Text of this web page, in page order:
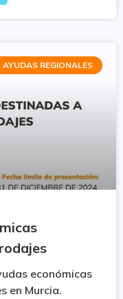
AYUDAS REGIONALES
económicas
en Murcia.